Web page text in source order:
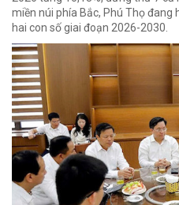
miền núi phía Bắc, Phú Thọ
hai con số giai đoạn 2026-2030.